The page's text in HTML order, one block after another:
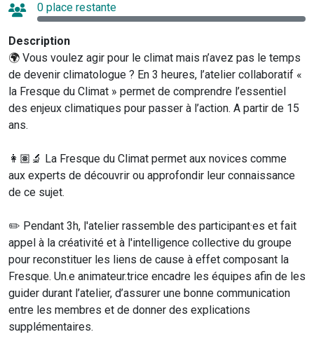
0 place restante
Description
🌍 Vous voulez agir pour le climat mais n’avez pas le temps
de devenir climatologue ? En 3 heures, l’atelier collaboratif «
la Fresque du Climat » permet de comprendre l’essentiel
des enjeux climatiques pour passer à l’action. A partir de 15
ans.
👩🏽‍🔬 La Fresque du Climat permet aux novices comme
aux experts de découvrir ou approfondir leur connaissance
de ce sujet.
✏️ Pendant 3h, l'atelier rassemble des participant·es et fait
appel à la créativité et à l'intelligence collective du groupe
pour reconstituer les liens de cause à effet composant la
Fresque. Un.e animateur.trice encadre les équipes afin de les
guider durant l’atelier, d’assurer une bonne communication
entre les membres et de donner des explications
supplémentaires.